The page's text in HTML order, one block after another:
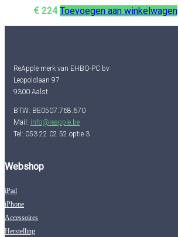
€ 224 Toevoegen aan winkelwagen
ReApple merk van EHBO-PC bv
Leopoldlaan 97
9300 Aalst
BTW: BE0507.768.670
Mail: info@reapple.be
Tel: 053 22 02 52 optie 3
Webshop
iPad
iPhone
Accessoires
Herstelling